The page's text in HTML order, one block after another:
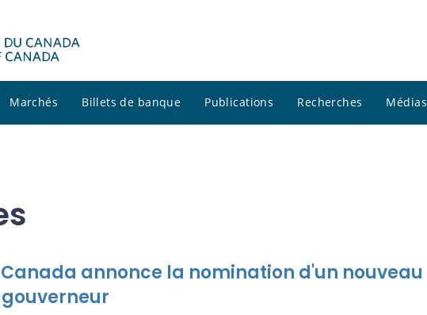
Marchés Billets de banque Publications Recherches Médias
annonce la nomination d'un nouveau